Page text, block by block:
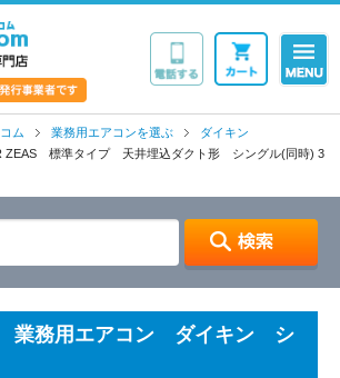
ム 業務用エアコンを選ぶ
ダイキン
ZEAS 標準タイプ 天井埋込ダクト形 シングル(同時) 3
業務用エアコン ダイキン シ